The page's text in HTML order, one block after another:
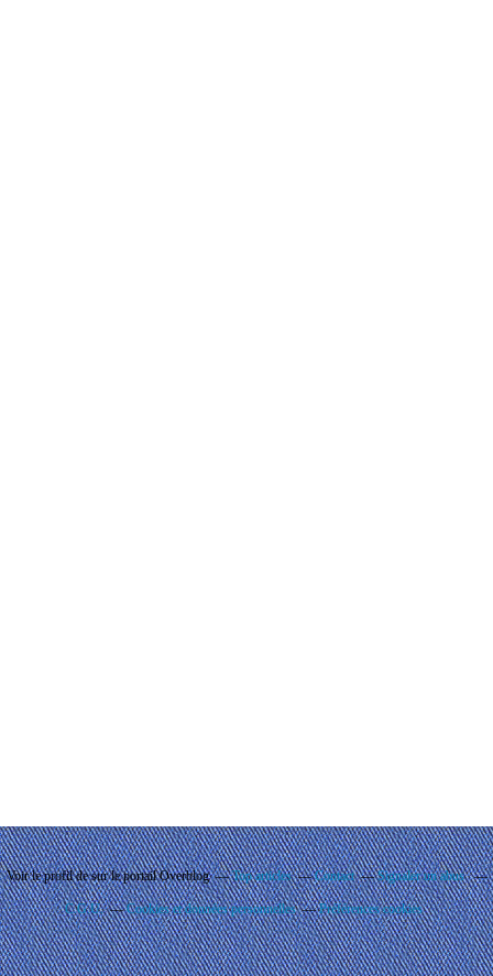
Voir le profil desur le portail Overblog Top articles Contact Signaler un abus
C.G.U. Cookies et données personnelles Préférences cookies